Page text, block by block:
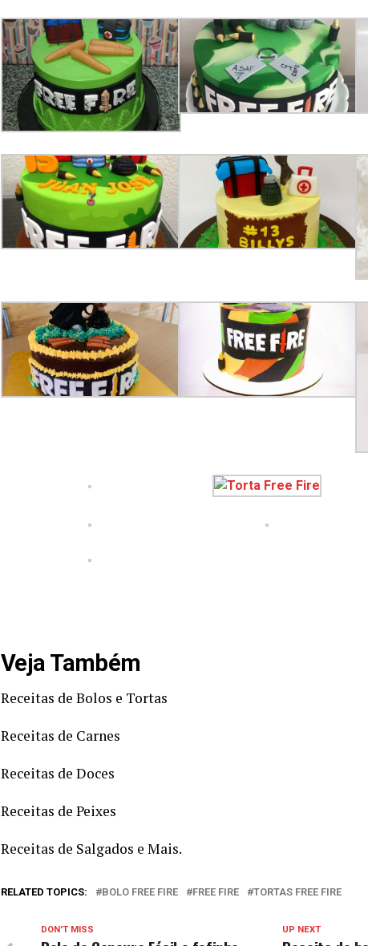
Veja Também
Receitas de Bolos e Tortas
Receitas de Carnes
Receitas de Doces
Receitas de Peixes
Receitas de Salgados e Mais.
RELATED TOPICS: BOLO FREE FIRE FREE FIRE TORTAS FREE FIRE
UP NEXT
DON'T MISS